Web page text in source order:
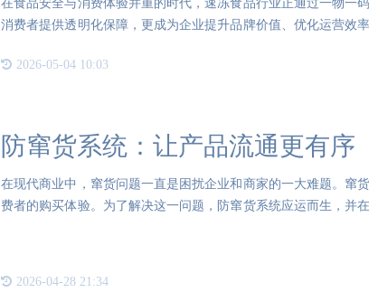
在食品安全与消费体验并重的时代，速冻食品行业正通过一物一
消费者提供透明化保障，更成为企业提升品牌价值、优化运营效
2026-05-04 10:03
防窜货系统：让产品流通更有序
在现代商业中，窜货问题一直是困扰企业和商家的一大难题。窜
费者的购买体验。为了解决这一问题，防窜货系统应运而生，并
2026-04-28 21:34